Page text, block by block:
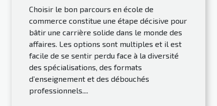
Choisir le bon parcours en école de
commerce constitue une étape décisive pour
bâtir une carrière solide dans le monde des
affaires. Les options sont multiples et il est
facile de se sentir perdu face à la diversité
des spécialisations, des formats
d’enseignement et des débouchés
professionnels....